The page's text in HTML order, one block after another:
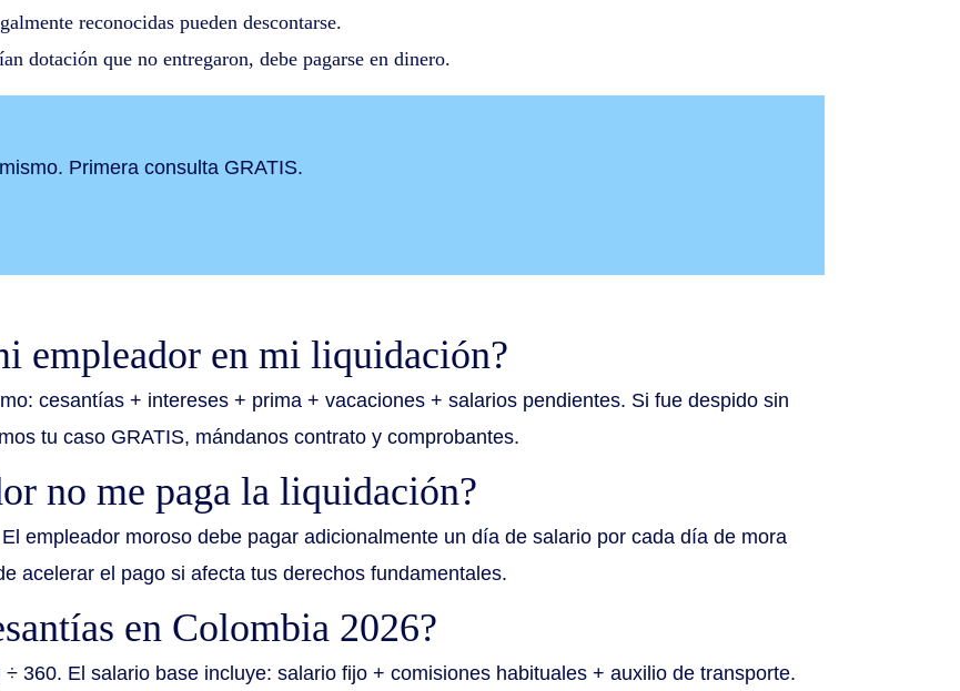
reconocidas pueden descontarse.
dotación que no entregaron, debe pagarse en dinero.
Primera consulta GRATIS.
empleador en mi liquidación?
cesantías + intereses + prima + vacaciones + salarios pendientes. Si fue despido sin
tu caso GRATIS, mándanos contrato y comprobantes.
no me paga la liquidación?
empleador moroso debe pagar adicionalmente un día de salario por cada día de mora
acelerar el pago si afecta tus derechos fundamentales.
en Colombia 2026?
360. El salario base incluye: salario fijo + comisiones habituales + auxilio de transporte.